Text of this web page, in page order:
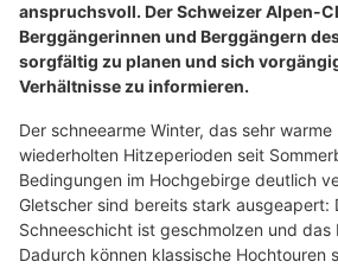
anspruchsvoll. Der Schweizer Alpen-
Berggängerinnen und Berggängern
sorgfältig zu planen und sich
Verhältnisse zu informieren.
Der schneearme Winter, das sehr
wiederholten Hitzeperioden seit
Bedingungen im Hochgebirge deutlich
Gletscher sind bereits stark ausgeapert:
Schneeschicht ist geschmolzen und das
Dadurch können klassische Hochtouren